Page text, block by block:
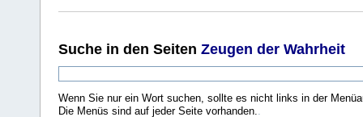
Suche in den Seiten Zeugen der Wahrheit
Wenn Sie nur ein Wort suchen, sollte es nicht links in der
Die Menüs sind auf jeder Seite vorhanden.